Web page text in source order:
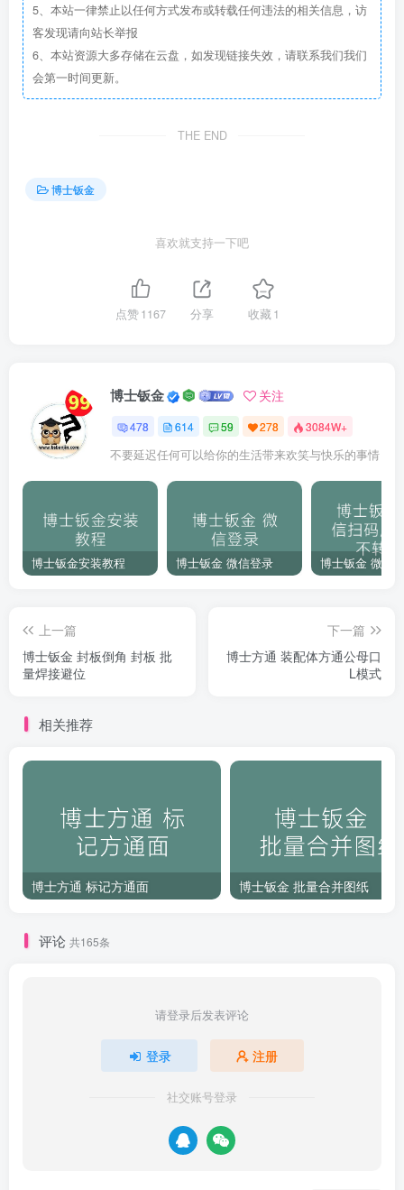
5、本站一律禁止以任何方式发布或转载任何违法的相关信息，访
客发现请向站长举报
6、本站资源大多存储在云盘，如发现链接失效，请联系我们我们
会第一时间更新。
THE END
博士钣金
喜欢就支持一下吧
点赞1167 分享 收藏1
博士钣金 关注
478 614 59 278 3084W+
不要延迟任何可以给你的生活带来欢笑与快乐的事情
博士钣金安装教程 博士钣金 微信登录
上一篇
博士钣金 封板倒角 封板 批
量焊接避位
下一篇
博士方通 装配体方通公母口
L模式
相关推荐
博士方通 标记方通面 博士钣金 批量合并图纸
评论 共165条
请登录后发表评论
登录 注册
社交账号登录